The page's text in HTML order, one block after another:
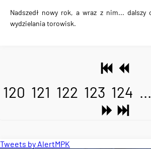
Nadszedł nowy rok, a wraz z nim... dalszy
wydzielania torowisk.
120 121 122 123 124 ...
Tweets by AlertMPK